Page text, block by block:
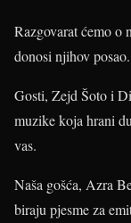
Razgovarat ćemo o
donosi njihov posao.
Gosti, Zejd Šoto i
muzike koja hrani
vas.
Naša gošća, Azra
biraju pjesme za